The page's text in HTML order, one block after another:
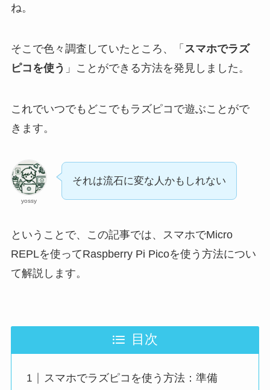
ね。
そこで色々調査していたところ、「 スマホでラズ
ピコを使う 」ことができる方法を発見しました。
これでいつでもどこでもラズピコで遊ぶことがで
きます。
yossy
それは流石に変な人かもしれない
ということで、この記事では、スマホでMicro
REPLを使ってRaspberry Pi Picoを使う方法につい
て解説します。
目次
スマホでラズピコを使う方法：準備